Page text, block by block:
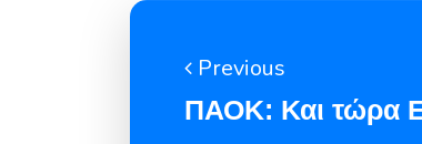
Previous
ΠΑΟΚ: Και τώρα